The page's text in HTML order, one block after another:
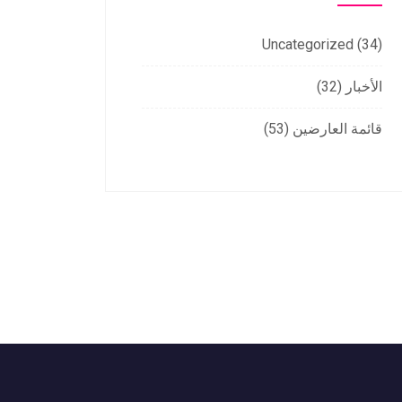
Uncategorized (34)
الأخبار (32)
قائمة العارضين (53)